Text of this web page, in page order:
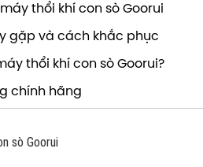
thổi khí con sò Goorui
gặp và cách khắc phục
thổi khí con sò Goorui?
chính hãng
sò Goorui